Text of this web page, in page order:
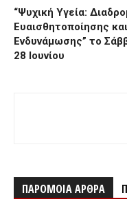
“Ψυχική Υγεία:
Ευαισθητοποίησης και
Ενδυνάμωσης” το
28 Ιουνίου
ΠΑΡΟΜΟΙΑ ΑΡΘΡΑ